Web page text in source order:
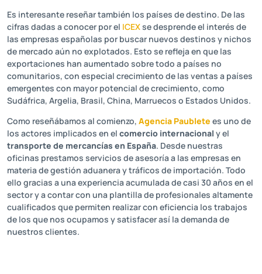
Es interesante reseñar también los países de destino. De las
cifras dadas a conocer por el ICEXse desprende el interés de
las empresas españolas por buscar nuevos destinos y nichos
de mercado aún no explotados. Esto se refleja en que las
exportaciones han aumentado sobre todo a países no
comunitarios, con especial crecimiento de las ventas a países
emergentes con mayor potencial de crecimiento, como
Sudáfrica, Argelia, Brasil, China, Marruecos o Estados Unidos.
Como reseñábamos al comienzo, Agencia Paublete es uno de
los actores implicados en el comercio internacional y el
transporte de mercancías en España. Desde nuestras
oficinas prestamos servicios de asesoría a las empresas en
materia de gestión aduanera y tráficos de importación. Todo
ello gracias a una experiencia acumulada de casi 30 años en el
sector y a contar con una plantilla de profesionales altamente
cualificados que permiten realizar con eficiencia los trabajos
de los que nos ocupamos y satisfacer así la demanda de
nuestros clientes.